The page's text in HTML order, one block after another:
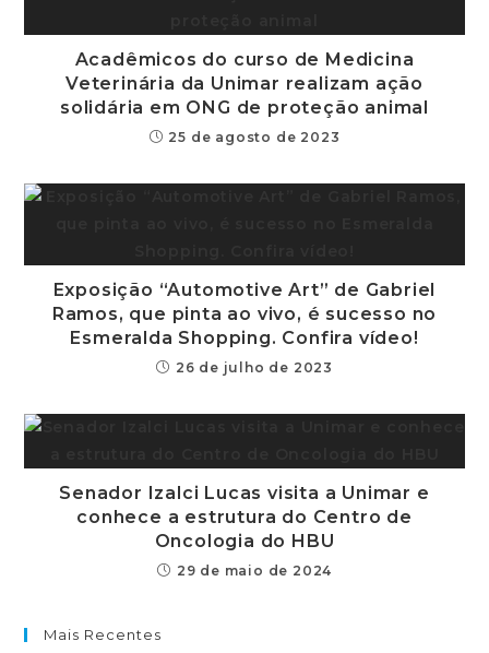
Acadêmicos do curso de Medicina
Veterinária da Unimar realizam ação
solidária em ONG de proteção animal
25 de agosto de 2023
Exposição “Automotive Art” de Gabriel
Ramos, que pinta ao vivo, é sucesso no
Esmeralda Shopping. Confira vídeo!
26 de julho de 2023
Senador Izalci Lucas visita a Unimar e
conhece a estrutura do Centro de
Oncologia do HBU
29 de maio de 2024
Mais Recentes